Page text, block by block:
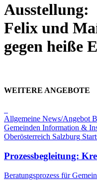
Ausstellung:
Felix und
gegen heiße
WEITERE ANGEBOTE
Allgemeine News/Angebot
Gemeinden Information &
Oberösterreich Salzburg
Prozessbegleitung:
Beratungsprozess für